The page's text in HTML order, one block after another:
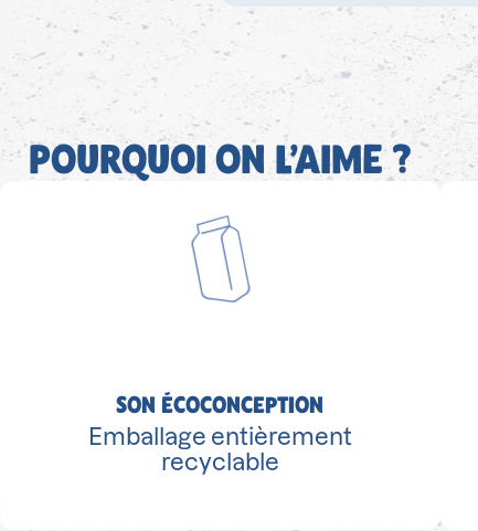
POURQUOI ON L’AIME ?
SON ÉCOCONCEPTION
Emballage entièrement
recyclable